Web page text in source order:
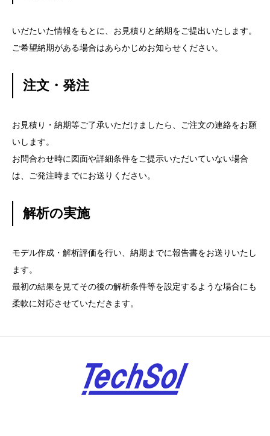
いだたいた情報をもとに、お見積りと納期をご提出いたします。
ご希望納期がある場合はあらかじめお知らせください。
注文・発注
お見積り・納期等ご了承いただけましたら、ご注文の連絡をお願
いします。
お問合わせ時に図面や詳細条件をご提示いただいていない場合
は、ご発注時までにお送りください。
解析の実施
モデル作成・解析評価を行い、納期までに報告書をお送りいたし
ます。
最初の結果を見てその後の解析条件等を設定するような場合にも
柔軟に対応させていただきます。